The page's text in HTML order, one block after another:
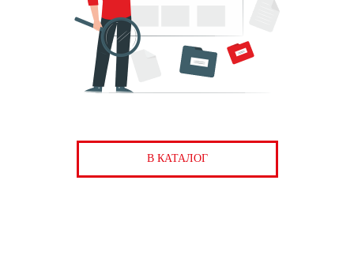
В КАТАЛОГ